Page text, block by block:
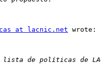
at lacnic.net wrote: